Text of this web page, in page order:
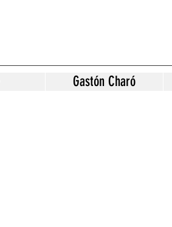
Gastón Charó